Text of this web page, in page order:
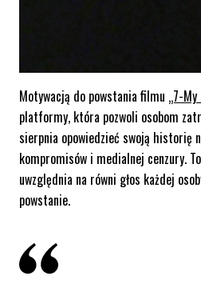
Motywacją do powstania filmu „7-
platformy, która pozwoli osobom
sierpnia opowiedzieć swoją historię
kompromisów i medialnej cenzury.
uwzględnia na równi głos każdej
powstanie.